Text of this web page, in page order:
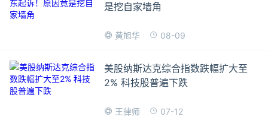
是挖自家墙角
黄旭华 08-09
美股纳斯达克综合指数跌幅扩大至
2% 科技股普遍下跌
王律师 07-12